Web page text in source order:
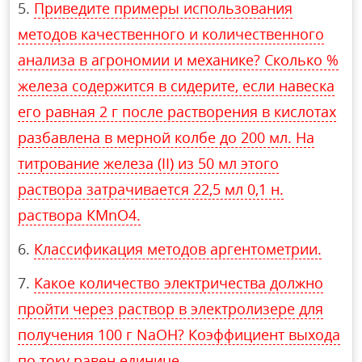
Приведите примеры использования
методов качественного и количественного
анализа в агрономии и механике? Сколько %
железа содержится в сидерите, если навеска
его равная 2 г после растворения в кислотах
разбавлена в мерной колбе до 200 мл. На
титрование железа (II) из 50 мл этого
раствора затрачивается 22,5 мл 0,1 н.
раствора КМnО4.
Классификация методов аргентометрии.
Какое количество электричества должно
пройти через раствор в электролизере для
получения 100 г NaOH? Коэффициент выхода